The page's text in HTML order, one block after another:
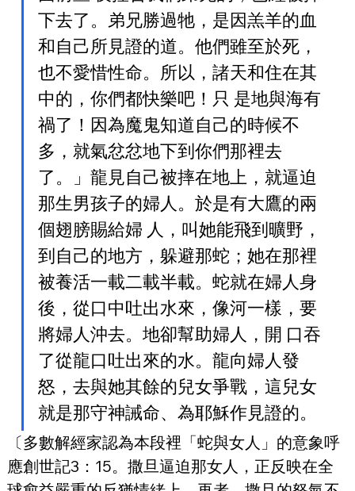
下去了。弟兄勝過牠，是因羔羊的血
和自己所見證的道。他們雖至於死，
也不愛惜性命。所以，諸天和住在其
中的，你們都快樂吧！只 是地與海有
禍了！因為魔鬼知道自己的時候不
多，就氣忿忿地下到你們那裡去
了。」龍見自己被摔在地上，就逼迫
那生男孩子的婦人。於是有大鷹的兩
個翅膀賜給婦 人，叫她能飛到曠野，
到自己的地方，躲避那蛇；她在那裡
被養活一載二載半載。蛇就在婦人身
後，從口中吐出水來，像河一樣，要
將婦人沖去。地卻幫助婦人，開 口吞
了從龍口吐出來的水。龍向婦人發
怒，去與她其餘的兒女爭戰，這兒女
就是那守神誡命、為耶穌作見證的。
〔多數解經家認為本段裡「蛇與女人」的意象呼
應創世記3：15。撒旦逼迫那女人，正反映在全